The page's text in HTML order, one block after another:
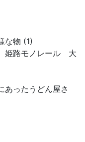
な物 (1)
姫路モノレール 大
あったうどん屋さ